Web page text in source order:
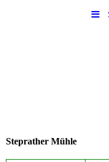
Steprather Mühle